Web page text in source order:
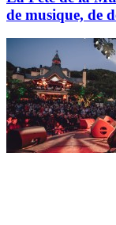
de musique, de